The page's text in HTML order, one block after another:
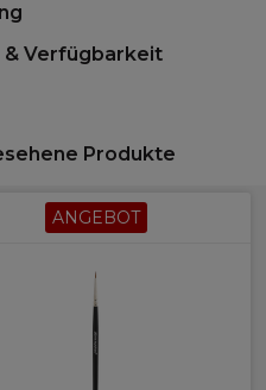
& Verfügbarkeit
Produkte
ANGEBOT